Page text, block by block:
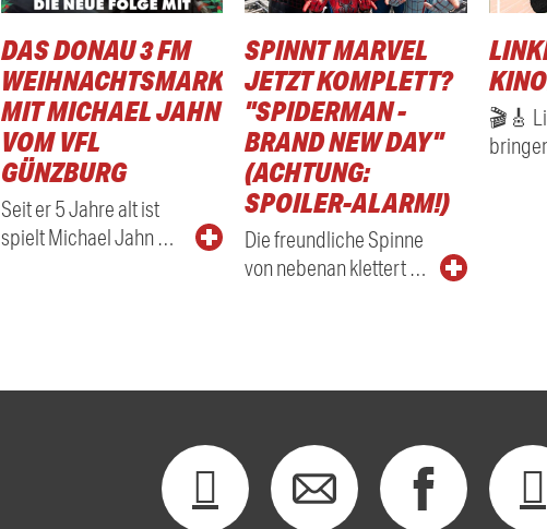
DAS DONAU 3 FM
WEIHNACHTSMARKTRADIO
MIT MICHAEL JAHN
VOM VFL
GÜNZBURG
Seit er 5 Jahre alt ist
spielt Michael Jahn …
SPINNT MARVEL
JETZT KOMPLETT?
"SPIDERMAN -
BRAND NEW DAY"
(ACHTUNG:
SPOILER-ALARM!)
Die freundliche Spinne
von nebenan klettert …
🎬🎸